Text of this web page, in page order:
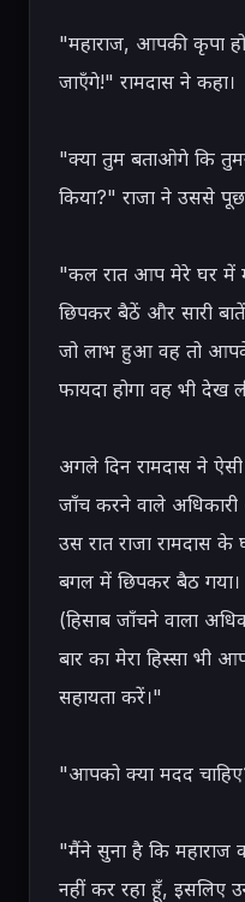
"महाराज, आपकी कृपा
जाएँगे!" रामदास ने कहा।
"क्या तुम बताओगे कि
किया?" राजा ने उससे
"कल रात आप मेरे घर में
छिपकर बैठें और सारी
जो लाभ हुआ वह तो
फायदा होगा वह भी देख
अगले दिन रामदास ने
जाँच करने वाले
उस रात राजा
बगल में छिपकर बैठ
(हिसाब जाँचने वाला
बार का मेरा हिस्सा भी
सहायता करें।"
"आपको क्या मदद
"मैंने सुना है कि महाराज
नहीं कर रहा हूँ, इसलिए